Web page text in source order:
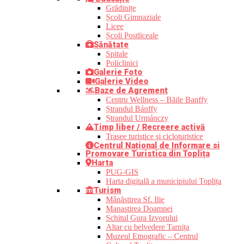
Grădinițe
Școli Gimnaziale
Licee
Școli Postliceale
Sănătate
Spitale
Policlinici
Galerie Foto
Galerie Video
Baze de Agrement
Centru Wellness – Băile Banffy
Ștrandul Bánffy
Ștrandul Urmánczy
Timp liber / Recreere activă
Trasee turistice şi cicloturistice
Centrul Național de Informare si
Promovare Turistica din Toplița
Harta
PUG-GIS
Harta digitală a municipiului Toplița
Turism
Mânăstirea Sf. Ilie
Manastirea Doamnei
Schitul Gura Izvorului
Altar cu belvedere Tarnița
Muzeul Etnografic – Centrul